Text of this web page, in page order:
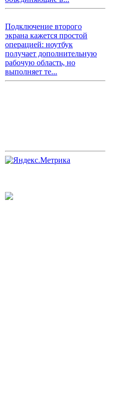
Подключение второго
экрана кажется простой
операцией: ноутбук
получает дополнительную
рабочую область, но
выполняет те...